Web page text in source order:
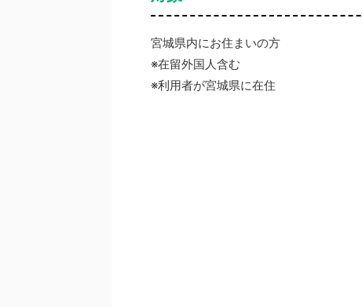
宮城県内にお住まいの方
※在留外国人含む
※利用者が宮城県に在住